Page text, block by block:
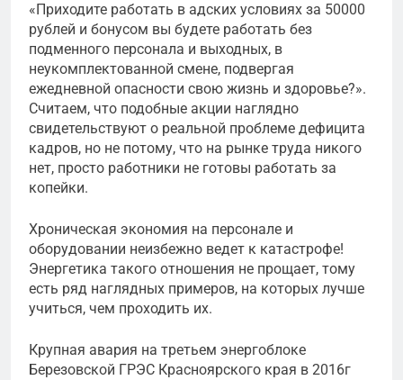
«Приходите работать в адских условиях за 50000
рублей и бонусом вы будете работать без
подменного персонала и выходных, в
неукомплектованной смене, подвергая
ежедневной опасности свою жизнь и здоровье?».
Считаем, что подобные акции наглядно
свидетельствуют о реальной проблеме дефицита
кадров, но не потому, что на рынке труда никого
нет, просто работники не готовы работать за
копейки.
Хроническая экономия на персонале и
оборудовании неизбежно ведет к катастрофе!
Энергетика такого отношения не прощает, тому
есть ряд наглядных примеров, на которых лучше
учиться, чем проходить их.
Крупная авария на третьем энергоблоке
Березовской ГРЭС Красноярского края в 2016г